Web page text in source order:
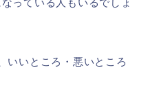
っている人もいるでしょ
いいところ・悪いところ